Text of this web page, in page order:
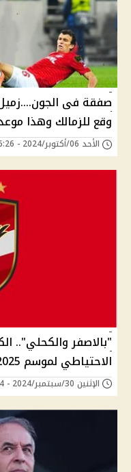
صفقة فى
وقع للزمالك وهذا
الأحد 06/أكتوبر/2024 - 06:26 م
"بالاصفر والكحلي"..
الاحتياطي لموسم 2024/2025 "شاهد"
الإثنين 30/سبتمبر/2024 - 02:34 م